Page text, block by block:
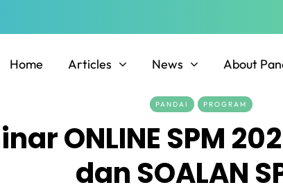
Home Articles News About
PANDAI PROGRAM
ONLINE SPM
dan SOALAN